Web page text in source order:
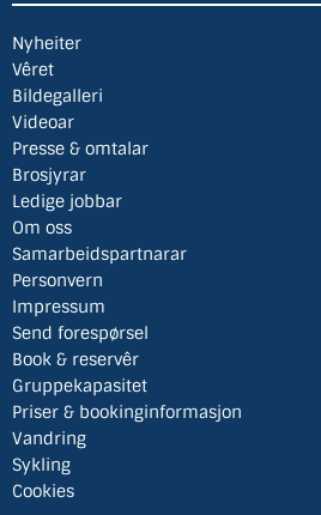
Nyheiter
Vêret
Bildegalleri
Videoar
Presse & omtalar
Brosjyrar
Ledige jobbar
Om oss
Samarbeidspartnarar
Personvern
Impressum
Send forespørsel
Book & reservêr
Gruppekapasitet
Priser & bookinginformasjon
Vandring
Sykling
Cookies